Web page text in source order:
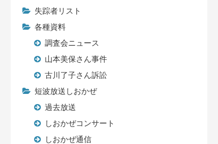
失踪者リスト
各種資料
調査会ニュース
山本美保さん事件
古川了子さん訴訟
短波放送しおかぜ
過去放送
しおかぜコンサート
しおかぜ通信